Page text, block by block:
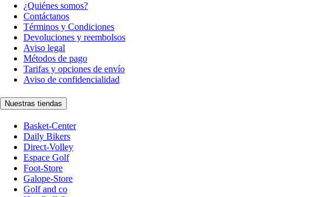
¿Quiénes somos?
Contáctanos
Términos y Condiciones
Devoluciones y reembolsos
Aviso legal
Métodos de pago
Tarifas y opciones de envío
Aviso de confidencialidad
Nuestras tiendas
Basket-Center
Daily Bikers
Direct-Volley
Espace Golf
Foot-Store
Galope-Store
Golf and co